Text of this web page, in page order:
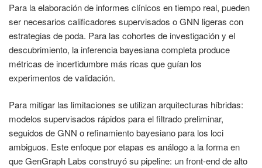
Para la elaboración de informes clínicos en tiempo real, pueden
ser necesarios calificadores supervisados o GNN ligeras con
estrategias de poda. Para las cohortes de investigación y el
descubrimiento, la inferencia bayesiana completa produce
métricas de incertidumbre más ricas que guían los
experimentos de validación.
Para mitigar las limitaciones se utilizan arquitecturas híbridas:
modelos supervisados rápidos para el filtrado preliminar,
seguidos de GNN o refinamiento bayesiano para los loci
ambiguos. Este enfoque por etapas es análogo a la forma en
que GenGraph Labs construyó su pipeline: un front-end de alto